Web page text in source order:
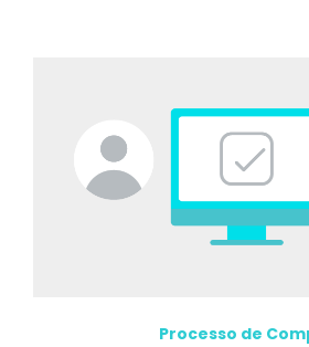
Processo de